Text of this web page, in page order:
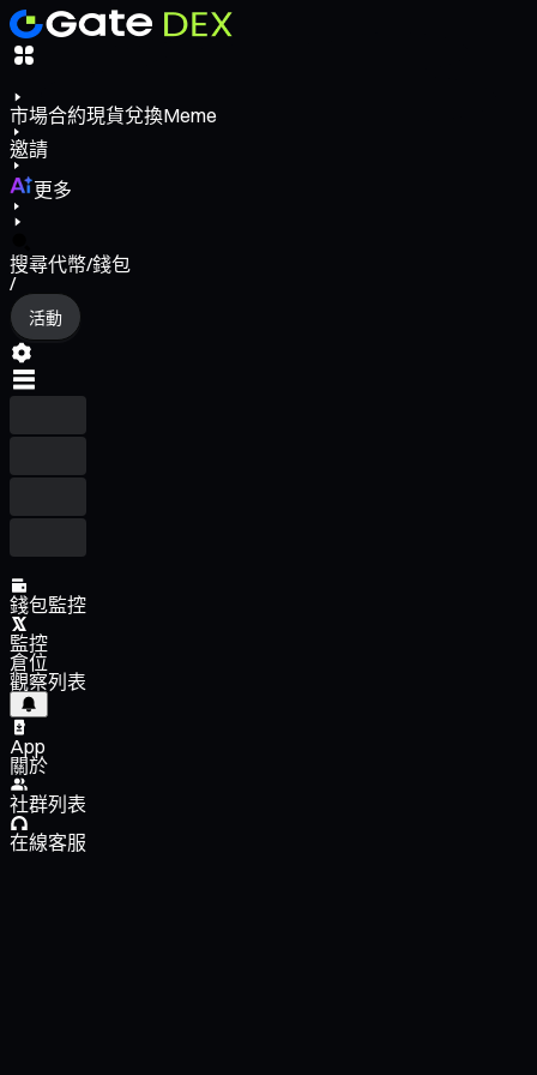
市場合約現貨兌換Meme
邀請
更多
搜尋代幣/錢包
/
活動
錢包監控
監控
倉位
觀察列表
App
關於
社群列表
在線客服